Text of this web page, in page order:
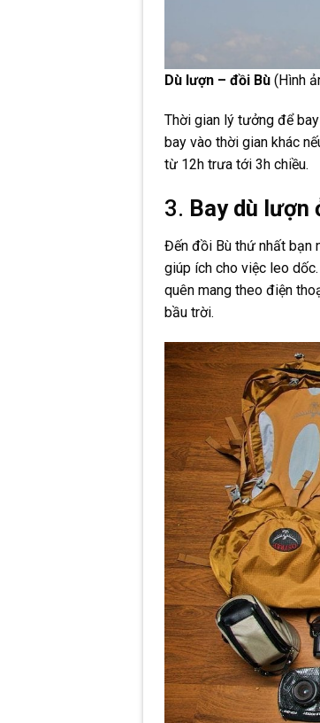
Dù lượn – đồi Bù (Hình
Thời gian lý tưởng để
bay vào thời gian khác
từ 12h trưa tới 3h chiều.
3. Bay dù lượn
Đến đồi Bù thứ nhất bạn
giúp ích cho việc leo
quên mang theo điện
bầu trời.